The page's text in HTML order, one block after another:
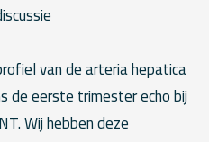
van de arteria hepatica
de eerste trimester echo bij
Wij hebben deze